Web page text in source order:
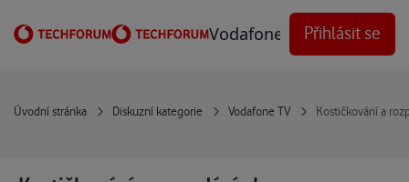
Vodafone Techforum
Přihlásit se
Úvodní stránka Diskuzní kategorie Vodafone TV Kostičkování a